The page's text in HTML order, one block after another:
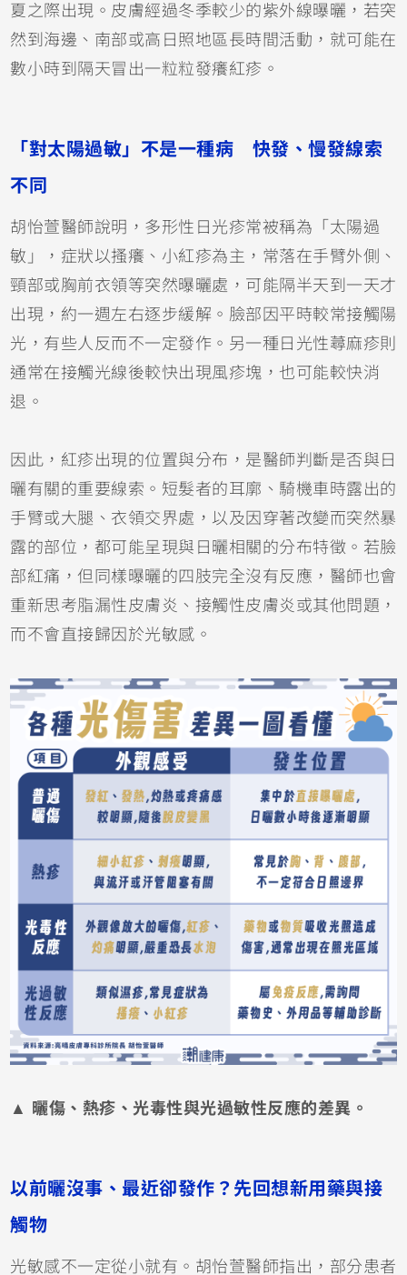
夏之際出現。皮膚經過冬季較少的紫外線曝曬，若突
然到海邊、南部或高日照地區長時間活動，就可能在
數小時到隔天冒出一粒粒發癢紅疹。
「對太陽過敏」不是一種病 快發、慢發線索
不同
胡怡萱醫師說明，多形性日光疹常被稱為「太陽過
敏」，症狀以搔癢、小紅疹為主，常落在手臂外側、
頸部或胸前衣領等突然曝曬處，可能隔半天到一天才
出現，約一週左右逐步緩解。臉部因平時較常接觸陽
光，有些人反而不一定發作。另一種日光性蕁麻疹則
通常在接觸光線後較快出現風疹塊，也可能較快消
退。
因此，紅疹出現的位置與分布，是醫師判斷是否與日
曬有關的重要線索。短髮者的耳廓、騎機車時露出的
手臂或大腿、衣領交界處，以及因穿著改變而突然暴
露的部位，都可能呈現與日曬相關的分布特徵。若臉
部紅痛，但同樣曝曬的四肢完全沒有反應，醫師也會
重新思考脂漏性皮膚炎、 接觸性皮膚炎 或其他問題，
而不會直接歸因於光敏感。
▲ 曬傷、熱疹、光毒性與光過敏性反應的差異。
以前曬沒事、最近卻發作？先回想新用藥與接
觸物
光敏感不一定從小就有。胡怡萱醫師指出，部分患者